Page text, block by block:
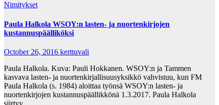
Nimitykset
Paula Halkola WSOY:n lasten- ja nuortenkirjojen
kustannuspäälliköksi
October 26, 2016 kerttuvali
Paula Halkola. Kuva: Pauli Hokkanen. WSOY:n ja Tammen
kasvava lasten- ja nuortenkirjallisuusyksikkö vahvistuu, kun FM
Paula Halkola (s. 1984) aloittaa työnsä WSOY:n lasten- ja
nuortenkirjojen kustannuspäällikkönä 1.3.2017. Paula Halkola
siirtyy…